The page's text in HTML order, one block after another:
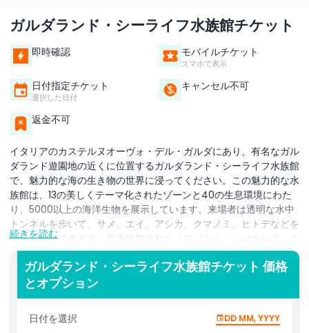
ガルダランド・シーライフ水族館チケット
即時確認 モバイルチケット
スマホで表示
日付指定チケット
選択した日付
キャンセル不可
返金不可
イタリアのカステルヌオーヴォ・デル・ガルダにあり、有名なガル
ダランド遊園地の近くに位置するガルダランド・シーライフ水族館
で、魅力的な海の生き物の世界に浸ってください。この魅力的な水
族館は、13の美しくテーマ化されたゾーンと40の生息環境にわた
り、5000以上の海洋生物を展示しています。来場者は透明な水中
トンネルを歩いて、サメ、エイ、アシカ、クマノミ、ヒトデなどを
間近で観察できます。最近追加された「マジカル・シーホース」エ
リアではこれら魅力的なタツノオトシゴについて学べ、アマゾナ
ス・ゾーンではジャングルのような環境でピラニア、テッポウウ
オ、フグに出会う旅へと誘います。家族連れや海洋愛好家に最適
で、インタラクティブな展示や興味を引く展示を通じて教育とエン
ターテインメントのバランスが取れています。チケットは水族館へ
の入場のみ有効で、ガルダランド遊園地への入場は含まれていない
続きを読む
ガルダランド・シーライフ水族館チケット 価格
とオプション
日付を選択 DD MM, YYYY